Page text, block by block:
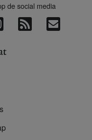
de social media